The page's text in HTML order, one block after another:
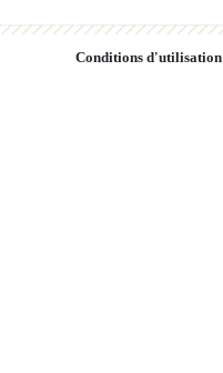
Conditions d'utilisation